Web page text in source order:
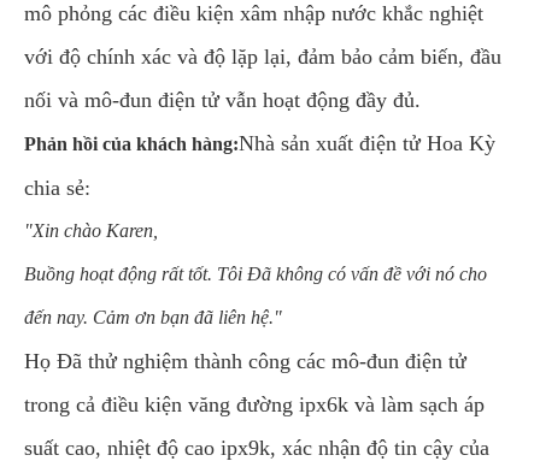
mô phỏng các điều kiện xâm nhập nước khắc nghiệt
với độ chính xác và độ lặp lại, đảm bảo cảm biến, đầu
nối và mô-đun điện tử vẫn hoạt động đầy đủ.
Phản hồi của khách hàng:Nhà sản xuất điện tử Hoa Kỳ
chia sẻ:
"Xin chào Karen,
Buồng hoạt động rất tốt. Tôi Đã không có vấn đề với nó cho
đến nay. Cảm ơn bạn đã liên hệ."
Họ Đã thử nghiệm thành công các mô-đun điện tử
trong cả điều kiện văng đường ipx6k và làm sạch áp
suất cao, nhiệt độ cao ipx9k, xác nhận độ tin cậy của